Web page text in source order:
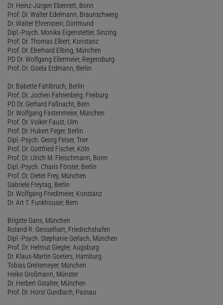
Dr. Heinz-Jürgen Ebenrett, Bonn
Prof. Dr. Walter Edelmann, Braunschweig
Dr. Walter Ehrenstein, Dortmund
Dipl.-Psych. Monika Eigenstetter, Sinzing
Prof. Dr. Thomas Elbert, Konstanz
Prof. Dr. Eberhard Elbing, München
PD Dr. Wolfgang Ellermeier, Regensburg
Prof. Dr. Gisela Erdmann, Berlin
Dr. Babette Fahlbruch, Berlin
Prof. Dr. Jochen Fahrenberg, Freiburg
PD Dr. Gerhard Faßnacht, Bern
Dr. Wolfgang Fastenmeier, München
Prof. Dr. Volker Faust, Ulm
Prof. Dr. Hubert Feger, Berlin
Dipl.-Psych. Georg Felser, Trier
Prof. Dr. Gottfried Fischer, Köln
Prof. Dr. Ulrich M. Fleischmann, Bonn
Dipl.-Psych. Charis Förster, Berlin
Prof. Dr. Dieter Frey, München
Gabriele Freytag, Berlin
Dr. Wolfgang Friedlmeier, Konstanz
Dr. Art T. Funkhouser, Bern
Brigitte Gans, München
Roland R. Geisselhart, Friedrichshafen
Dipl.-Psych. Stephanie Gerlach, München
Prof. Dr. Helmut Giegler, Augsburg
Dr. Klaus-Martin Goeters, Hamburg
Tobias Greitemeyer, München
Heiko Großmann, Münster
Dr. Herbert Gstalter, München
Prof. Dr. Horst Gundlach, Passau